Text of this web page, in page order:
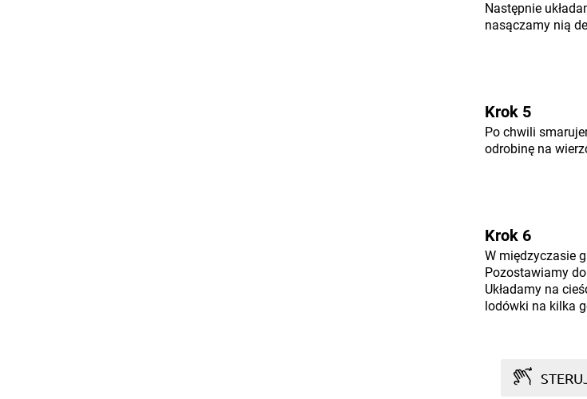
Następnie
nasączamy nią
Krok 5
Po chwili
odrobinę na
Krok 6
W międzyczasie
Pozostawiamy
Układamy na
lodówki na kilka